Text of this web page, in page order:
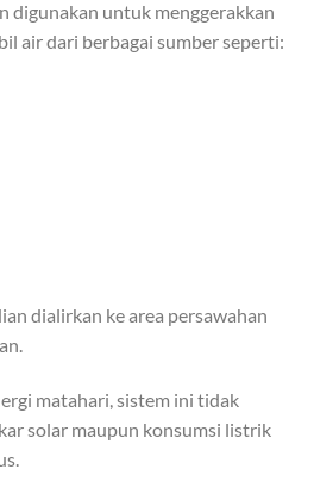
digunakan untuk menggerakkan
air dari berbagai sumber seperti:
dialirkan ke area persawahan
matahari, sistem ini tidak
solar maupun konsumsi listrik